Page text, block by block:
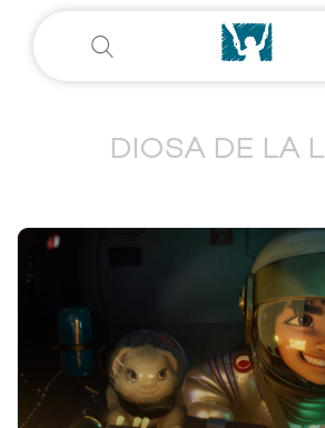
DIOSA DE LA